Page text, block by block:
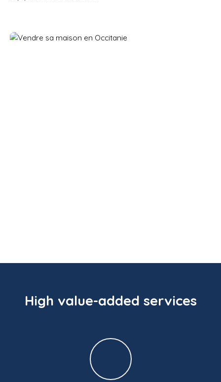
High value-added services